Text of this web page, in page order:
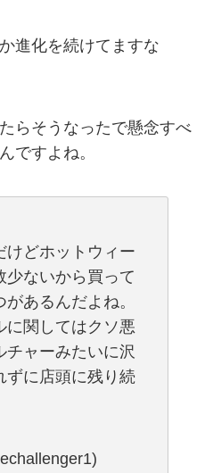
進化を続けてますな
らそうなったで懸念すべ
ですよね。
けどホットウィー
少ないから買って
あるんだよね。
に関してはクソ悪
チャーみたいに沢
ずに店頭に残り続